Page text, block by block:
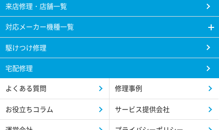
来店修理・店舗一覧
対応メーカー機種一覧
駆けつけ修理
宅配修理
よくある質問 修理事例
お役立ちコラム サービス提供会社